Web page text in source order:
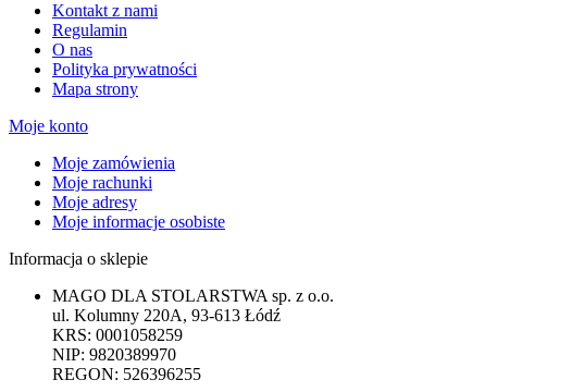
Kontakt z nami
Regulamin
O nas
Polityka prywatności
Mapa strony
Moje konto
Moje zamówienia
Moje rachunki
Moje adresy
Moje informacje osobiste
Informacja o sklepie
MAGO DLA STOLARSTWA sp. z o.o.
ul. Kolumny 220A, 93-613 Łódź
KRS: 0001058259
NIP: 9820389970
REGON: 526396255